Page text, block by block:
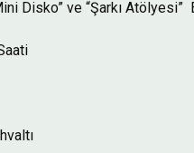
Disko” ve “Şarkı Atölyesi”